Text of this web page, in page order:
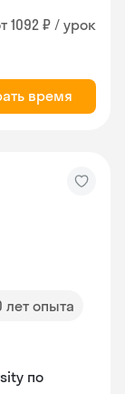
1092 ₽ / урок
время
лет опыта
по